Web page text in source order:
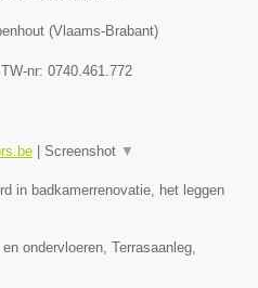
(Vlaams-Brabant)
nr: 0740.461.772
Screenshot ▼
in badkamerrenovatie, het leggen
ondervloeren, Terrasaanleg,